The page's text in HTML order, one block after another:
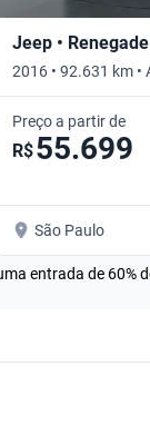
Jeep • Renegade
2016 • 92.631 km
Preço a partir de
R$55.699
São Paulo
entrada de 60%